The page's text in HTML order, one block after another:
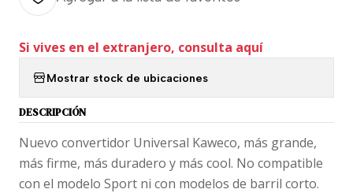
Si vives en el extranjero, consulta aquí
Mostrar stock de ubicaciones
DESCRIPCIÓN
Nuevo convertidor Universal Kaweco, más grande,
más firme, más duradero y más cool. No compatible
con el modelo Sport ni con modelos de barril corto.